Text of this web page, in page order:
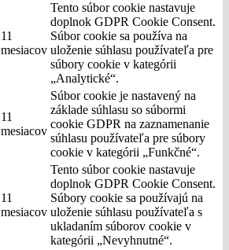
11
mesiacov
Tento súbor cookie nastavuje
doplnok GDPR Cookie Consent.
Súbor cookie sa používa na
uloženie súhlasu používateľa pre
súbory cookie v kategórii
„Analytické“.
11
mesiacov
Súbor cookie je nastavený na
základe súhlasu so súbormi
cookie GDPR na zaznamenanie
súhlasu používateľa pre súbory
cookie v kategórii „Funkčné“.
11
mesiacov
Tento súbor cookie nastavuje
doplnok GDPR Cookie Consent.
Súbory cookie sa používajú na
uloženie súhlasu používateľa s
ukladaním súborov cookie v
kategórii „Nevyhnutné“.